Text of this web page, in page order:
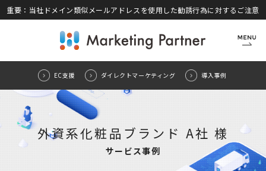
CLOSE
重要：当社ドメイン類似メールアドレスを使用した勧誘行為に対するご注意
EC支援 ダイレクトマーケティング 導入事例
外資系化粧品ブランド A社 様
サービス事例